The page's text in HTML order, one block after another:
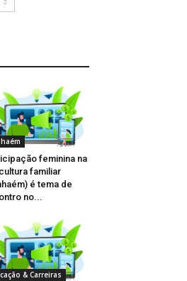
feminina na
familiar
é tema de
no...
& Carreiras